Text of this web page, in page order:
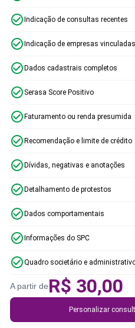
Indicação de consultas recentes
Indicação de empresas vinculadas
Dados cadastrais completos
Serasa Score Positivo
Faturamento ou renda presumida
Recomendação e limite de crédito
Dívidas, negativas e anotações
Detalhamento de protestos
Dados comportamentais
Informações do SPC
Quadro societário e
A partir deR$ 30,00
Personalizar